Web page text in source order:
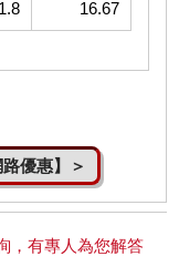
16.67
優惠】＞
，有專人為您解答